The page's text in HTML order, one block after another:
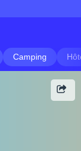
Camping